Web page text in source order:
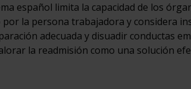
español limita la capacidad de los
la persona trabajadora y considera
adecuada y disuadir conductas
la readmisión como una solución